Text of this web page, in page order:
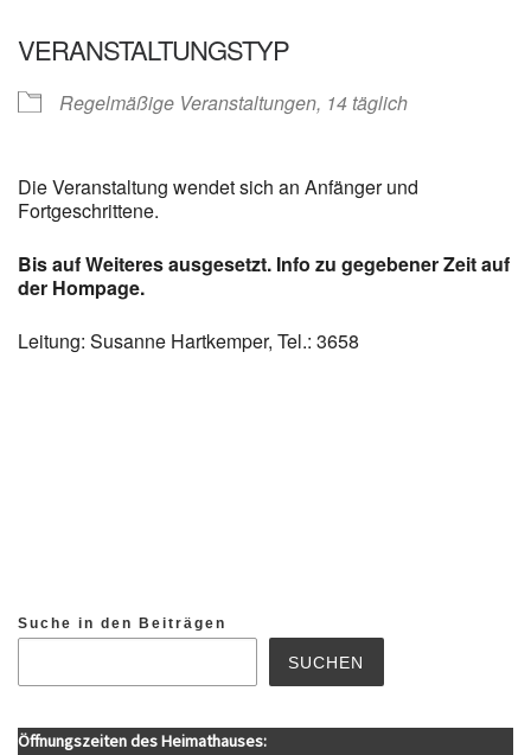
VERANSTALTUNGSTYP
Regelmäßige Veranstaltungen, 14 täglich
Die Veranstaltung wendet sich an Anfänger und
Fortgeschrittene.
Bis auf Weiteres ausgesetzt. Info zu gegebener Zeit auf
der Hompage.
Leitung: Susanne Hartkemper, Tel.: 3658
Suche in den Beiträgen
SUCHEN
Öffnungszeiten des Heimathauses: